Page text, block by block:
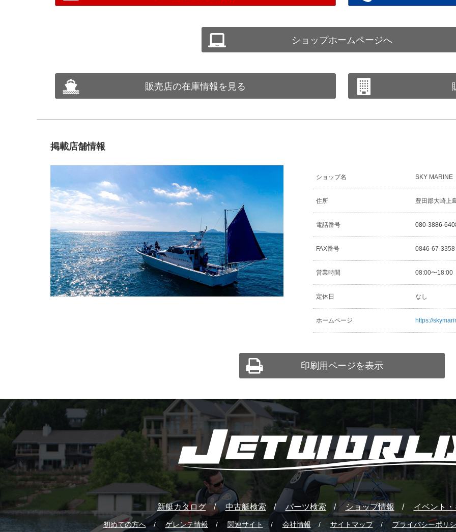
ショップホームページへ
販売店の在庫情報を見る
掲載店舗情報
ショップ名 SKY MARINE
住所 豊田郡大崎上
電話番号 080-3886-
FAX番号 0846-67-3358
営業時間 08:00〜18:00
定休日 なし
ホームページ https://
印刷用ページを表示
新艇カタログ 中古艇検索 パーツ検索 ショップ情報 イベント
初めての方へ ゲレンテ情報 関連サイト 会社情報 サイトマップ プライバシーポリ